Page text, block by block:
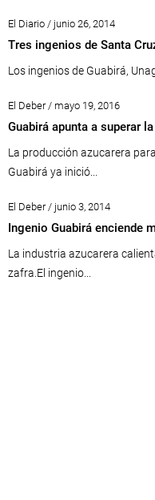
El Diario / junio 26, 2014
Tres ingenios de Santa
Los ingenios de Guabirá,
El Deber / mayo 19, 2016
Guabirá apunta a superar
La producción azucarera
Guabirá ya inició...
El Deber / junio 3, 2014
Ingenio Guabirá enciende
La industria azucarera
zafra.El ingenio...